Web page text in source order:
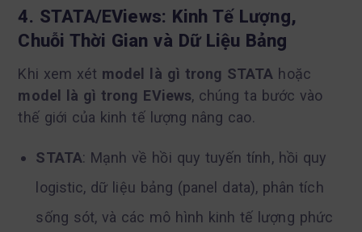
4. STATA/EViews: Kinh Tế Lượng,
Chuỗi Thời Gian và Dữ Liệu Bảng
Khi xem xét model là gì trong STATA hoặc
model là gì trong EViews, chúng ta bước vào
thế giới của kinh tế lượng nâng cao.
STATA: Mạnh về hồi quy tuyến tính, hồi quy
logistic, dữ liệu bảng (panel data), phân tích
sống sót, và các mô hình kinh tế lượng phức